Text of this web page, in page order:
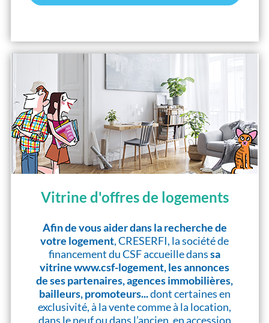
Vitrine d'offres de logements
Afin de vous aider dans la recherche de
votre logement, CRESERFI, la société de
financement du CSF accueille danssa
vitrine www.csf-logement, les annonces
de ses partenaires, agences immobilières,
bailleurs, promoteurs...dont certaines en
exclusivité, à la vente comme à la location,
dans le neuf ou dans l’ancien, en accession